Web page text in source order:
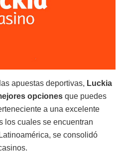
apuestas deportivas, Luckia
opciones que puedes
a una excelente
los cuales se encuentran
se consolidó